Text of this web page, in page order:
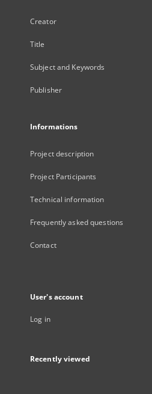
Creator
Title
Subject and Keywords
Publisher
Informations
Project description
Project Participants
Technical information
Frequently asked questions
Contact
User's account
Log in
Recently viewed